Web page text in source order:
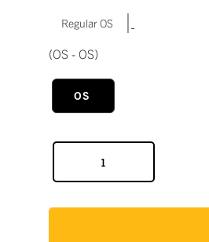
Regular OS |
(OS - OS)
OS